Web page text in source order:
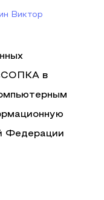
Виктор
в
Федерации